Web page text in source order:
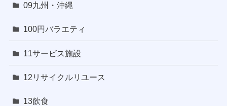
09九州・沖縄
100円バラエティ
11サービス施設
12リサイクルリユース
13飲食